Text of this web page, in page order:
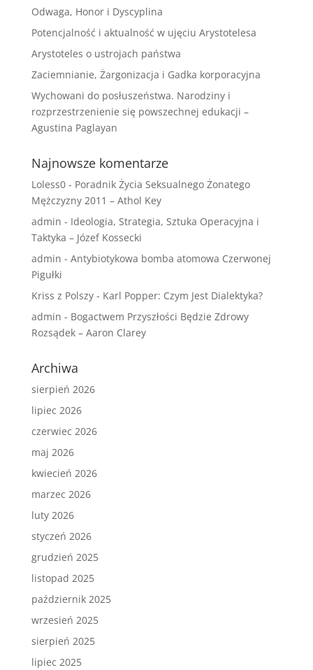
Odwaga, Honor i Dyscyplina
Potencjalność i aktualność w ujęciu Arystotelesa
Arystoteles o ustrojach państwa
Zaciemnianie, Żargonizacja i Gadka korporacyjna
Wychowani do posłuszeństwa. Narodziny i
rozprzestrzenienie się powszechnej edukacji –
Agustina Paglayan
Najnowsze komentarze
Loless0- Poradnik Życia Seksualnego Żonatego
Mężczyzny 2011 – Athol Key
admin - Ideologia, Strategia, Sztuka Operacyjna i
Taktyka – Józef Kossecki
admin - Antybiotykowa bomba atomowa Czerwonej
Pigułki
Kriss z Polszy- Karl Popper: Czym Jest Dialektyka?
admin - Bogactwem Przyszłości Będzie Zdrowy
Rozsądek – Aaron Clarey
Archiwa
sierpień 2026
lipiec 2026
czerwiec 2026
maj 2026
kwiecień 2026
marzec 2026
luty 2026
styczeń 2026
grudzień 2025
listopad 2025
październik 2025
wrzesień 2025
sierpień 2025
lipiec 2025